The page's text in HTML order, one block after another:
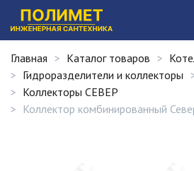
Главная Каталог товаров
Гидроразделители и коллекторы
Коллекторы СЕВЕР
Коллектор комбинированный